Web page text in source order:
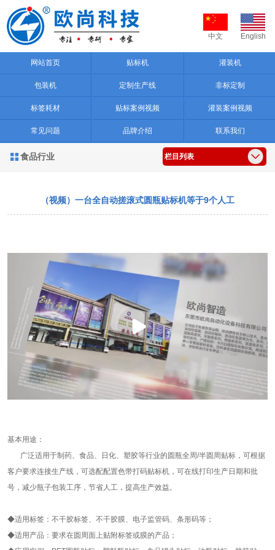
中文 English
网站首页 贴标机 灌装机
包装机 定制生产线 非标定制
标签耗材 贴标案例视频 灌装案例视频
常见问题 品牌介绍 联系我们
 食品行业 栏目列表
（视频）一台全自动搓滚式圆瓶贴标机等于9个人工
基本用途：
广泛适用于制药、食品、日化、塑胶等行业的圆瓶全周/半圆周贴标，可根据
客户要求连接生产线，可选配配置色带打码贴标机，可在线打印生产日期和批
号，减少瓶子包装工序，节省人工，提高生产效益。
◆适用标签：不干胶标签、不干胶膜、电子监管码、条形码等；
◆适用产品：要求在圆周面上贴附标签或膜的产品；